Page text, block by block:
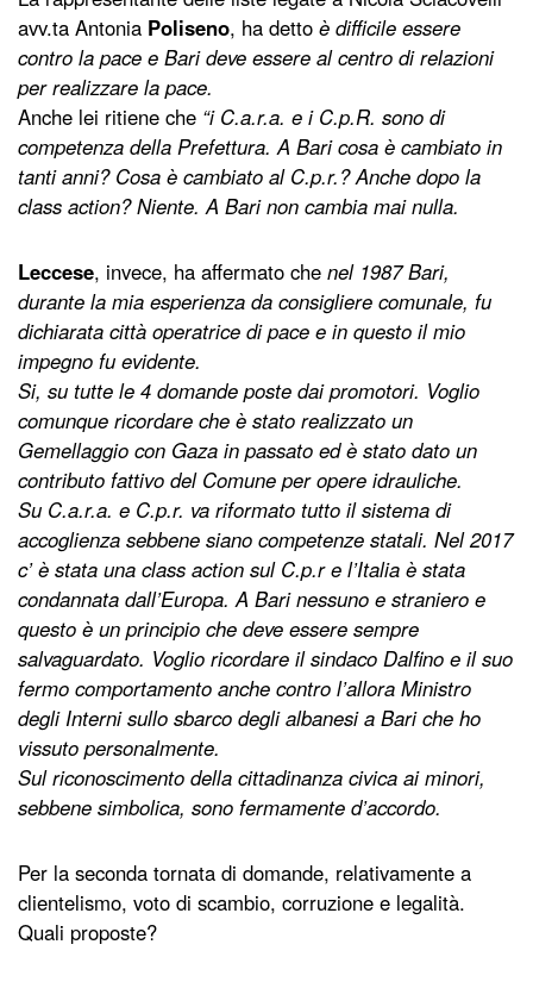
avv.ta Antonia Poliseno, ha detto è difficile essere
contro la pace e Bari deve essere al centro di relazioni
per realizzare la pace.
Anche lei ritiene che “i C.a.r.a. e i C.p.R. sono di
competenza della Prefettura. A Bari cosa è cambiato in
tanti anni? Cosa è cambiato al C.p.r.? Anche dopo la
class action? Niente. A Bari non cambia mai nulla.
Leccese, invece, ha affermato che nel 1987 Bari,
durante la mia esperienza da consigliere comunale, fu
dichiarata città operatrice di pace e in questo il mio
impegno fu evidente.
Si, su tutte le 4 domande poste dai promotori. Voglio
comunque ricordare che è stato realizzato un
Gemellaggio con Gaza in passato ed è stato dato un
contributo fattivo del Comune per opere idrauliche.
Su C.a.r.a. e C.p.r. va riformato tutto il sistema di
accoglienza sebbene siano competenze statali. Nel 2017
c’ è stata una class action sul C.p.r e l’Italia è stata
condannata dall’Europa. A Bari nessuno e straniero e
questo è un principio che deve essere sempre
salvaguardato. Voglio ricordare il sindaco Dalfino e il suo
fermo comportamento anche contro l’allora Ministro
degli Interni sullo sbarco degli albanesi a Bari che ho
vissuto personalmente.
Sul riconoscimento della cittadinanza civica ai minori,
sebbene simbolica, sono fermamente d’accordo.
Per la seconda tornata di domande, relativamente a
clientelismo, voto di scambio, corruzione e legalità.
Quali proposte?